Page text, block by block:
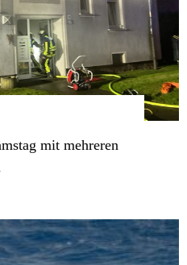
mit mehreren